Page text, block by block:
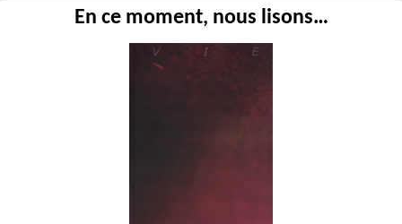
En ce moment, nous lisons…